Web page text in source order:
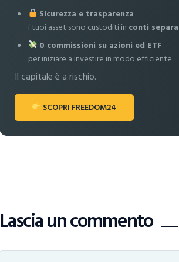
Sicurezza e trasparenza
i tuoi asset sono custoditi in conti
0 commissioni su azioni ed ETF
per iniziare a investire in modo efficiente
Il capitale è a rischio.
SCOPRI FREEDOM24
Lascia un commento